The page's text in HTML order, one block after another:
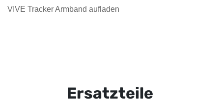
VIVE Tracker Armband aufladen
Ersatzteile